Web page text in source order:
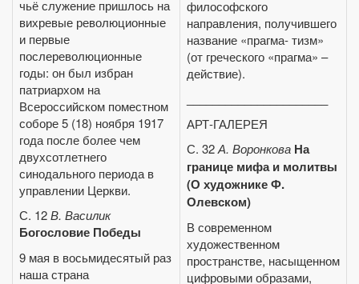
чьё служение пришлось на
вихревые революционные
и первые
послереволюционные
годы: он был избран
патриархом на
Всероссийском поместном
соборе 5 (18) ноября 1917
года после более чем
двухсотлетнего
синодального периода в
управлении Церкви.
С. 12В. Василик
Богословие Победы
9 мая в восьмидесятый раз
наша страна
философского
направления, получившего
название «прагма- тизм»
(от греческого «прагма» –
действие).
АРТ-ГАЛЕРЕЯ
С. 32А. Воронкова На
границе мифа и молитвы
(О художнике Ф.
Олевском)
В современном
художественном
пространстве, насыщенном
цифровыми образами,